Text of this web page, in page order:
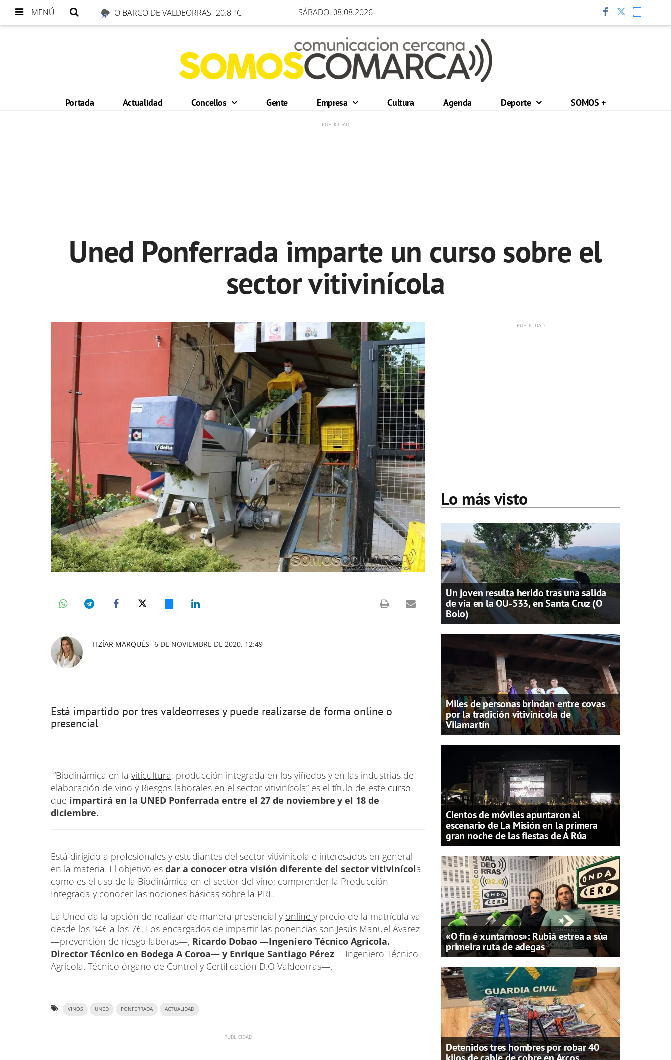
MENÚ O BARCO DE VALDEORRAS 20.8 °C SÁBADO. 08.08.2026
Portada Actualidad Concellos Gente Empresa Cultura Agenda Deporte SOMOS +
Uned Ponferrada imparte un curso sobre el
sector vitivinícola
ITZÍAR MARQUÉS 6 DE NOVIEMBRE DE 2020, 12:49
Está impartido por tres valdeorreses y puede realizarse de forma online o
presencial
“Biodinámica en la viticultura, producción integrada en los viñedos y en las industrias de
elaboración de vino y Riesgos laborales en el sector vitivinícola” es el título de este curso
que impartirá en la UNED Ponferrada entre el 27 de noviembre y el 18 de
diciembre.
Está dirigido a profesionales y estudiantes del sector vitivinícola e interesados en general
en la materia. El objetivo es dar a conocer otra visión diferente del sector vitivinícola
como es el uso de la Biodinámica en el sector del vino; comprender la Producción
Integrada y conocer las nociones básicas sobre la PRL.
La Uned da la opción de realizar de manera presencial y online y precio de la matrícula va
desde los 34€ a los 7€. Los encargados de impartir las ponencias son Jesús Manuel Ávarez
—prevención de riesgo laboras—, Ricardo Dobao —Ingeniero Técnico Agrícola.
Director Técnico en Bodega A Coroa— y Enrique Santiago Pérez —Ingeniero Técnico
Agrícola. Técnico órgano de Control y Certificación D.O Valdeorras—.
VINOS UNED PONFERRADA ACTUALIDAD
Lo más visto
Un joven resulta herido tras una salida
de vía en la OU-533, en Santa Cruz (O
Bolo)
Miles de personas brindan entre covas
por la tradición vitivinícola de
Vilamartín
Cientos de móviles apuntaron al
escenario de La Misión en la primera
gran noche de las fiestas de A Rúa
«O fin é xuntarnos»: Rubiá estrea a súa
primeira ruta de adegas
Detenidos tres hombres por robar 40
kilos de cable de cobre en Arcos